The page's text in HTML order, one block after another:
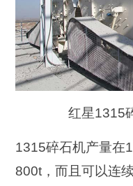
红星1315
1315碎石机产量在
800t，而且可以连